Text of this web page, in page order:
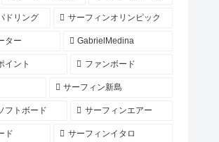
ドリング サーフィンオリンピック
ター GabrielMedina
イント ファンボード
サーフィン新島
フトボード サーフィンエアー
ド サーフィンイタロ